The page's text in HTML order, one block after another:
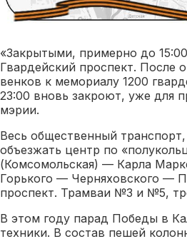
«Закрытыми, примерно до
Гвардейский проспект. После
венков к мемориалу 1200
23:00 вновь закроют, уже для
мэрии.
Весь общественный
объезжать центр по
(Комсомольская) — Карла
Горького — Черняховского —
проспект. Трамваи №3 и №5,
В этом году парад Победы в
техники. В состав пешей